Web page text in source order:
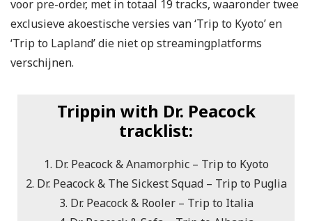
voor pre-order, met in totaal 19 tracks, waaronder twee
exclusieve akoestische versies van ‘Trip to Kyoto’ en
‘Trip to Lapland’ die niet op streamingplatforms
verschijnen.
Trippin with Dr. Peacock
tracklist:
1. Dr. Peacock & Anamorphic – Trip to Kyoto
2. Dr. Peacock & The Sickest Squad – Trip to Puglia
3. Dr. Peacock & Rooler – Trip to Italia